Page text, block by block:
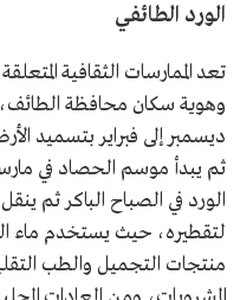
الورد الطائفي
تعد الممارسات الثقافية
وهوية سكان محافظة الطائف،
ديسمبر إلى فبراير بتسميد
الورد في الصباح الباكر ثم ينقل
لتقطيره، حيث يستخدم ماء
منتجات التجميل والطب